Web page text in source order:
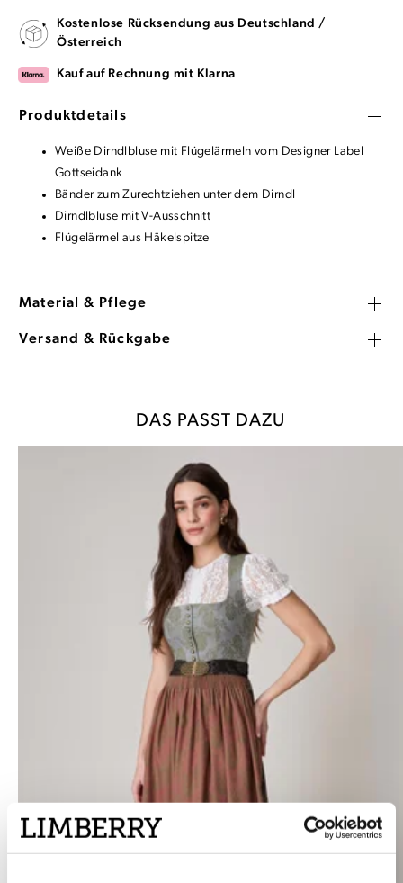
Kostenlose Rücksendung aus Deutschland /
Österreich
Kauf auf Rechnung mit Klarna
Produktdetails
Weiße Dirndlbluse mit Flügelärmeln vom Designer Label
Gottseidank
Bänder zum Zurechtziehen unter dem Dirndl
Dirndlbluse mit V-Ausschnitt
Flügelärmel aus Häkelspitze
Material & Pflege
Versand & Rückgabe
DAS PASST DAZU